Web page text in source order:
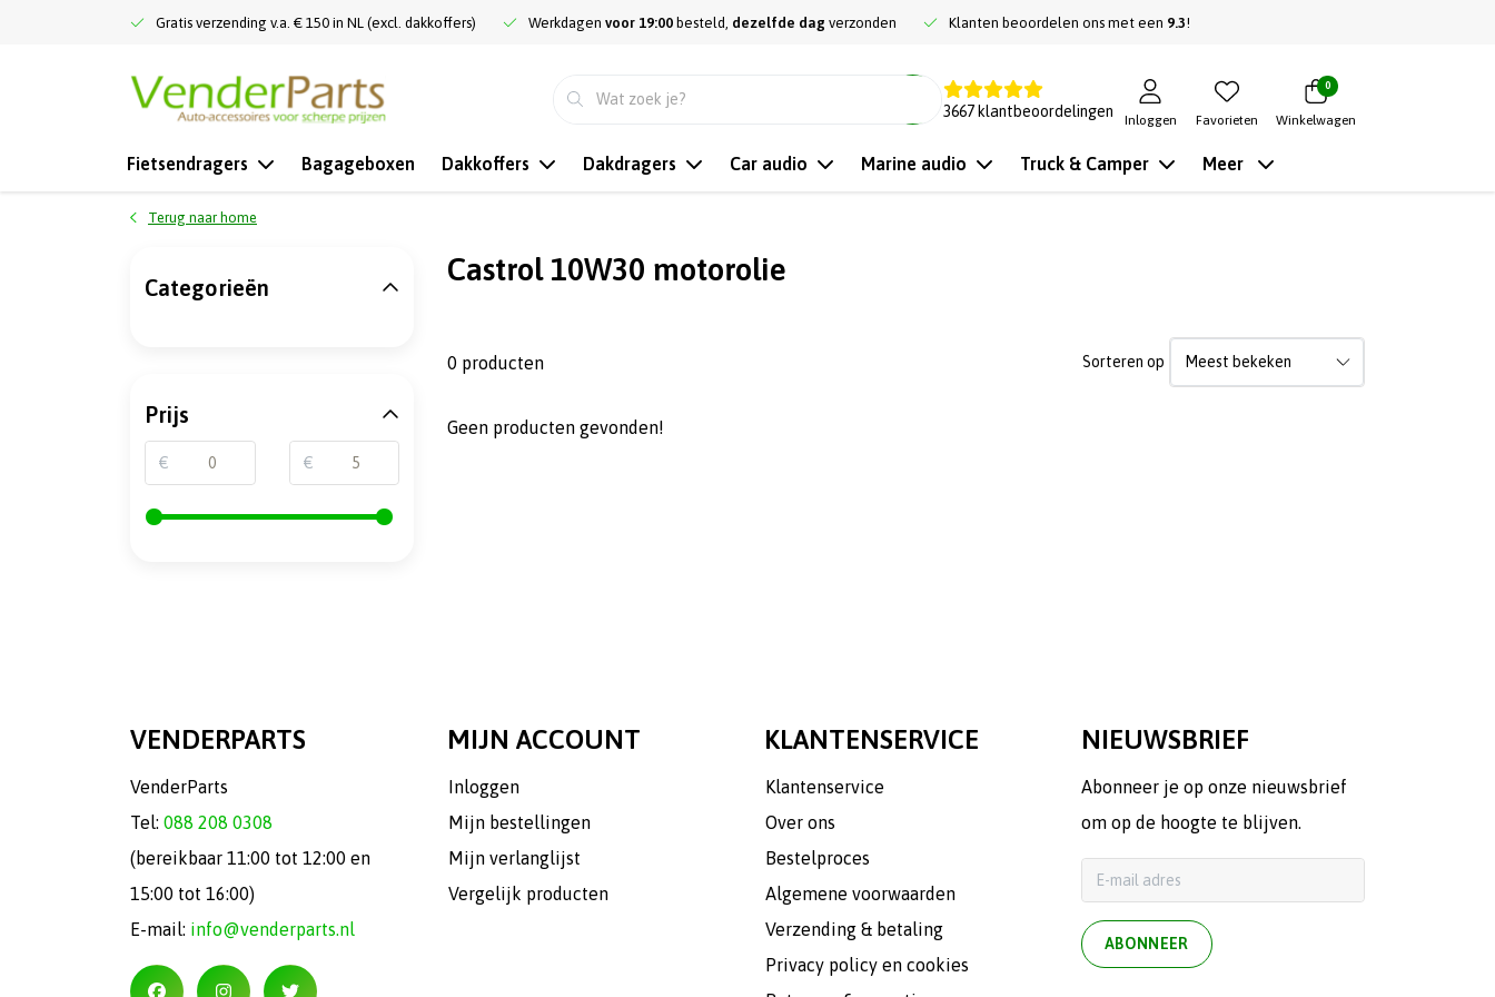
Gratis verzending v.a. € 150 in NL (excl. dakkoffers) Werkdagen voor 19:00 besteld, dezelfde dag verzonden Klanten beoordelen ons met een 9.3!
3667 klantbeoordelingen
Inloggen Favorieten
0
Winkelwagen
Fietsendragers Bagageboxen Dakkoffers Dakdragers Car audio Marine audio Truck & Camper Meer
Terug naar home
Castrol 10W30 motorolie
0 producten Sorteren op
Geen producten gevonden!
Categorieën
Prijs
€ €
VENDERPARTS
VenderParts
Tel: 088 208 0308
(bereikbaar 11:00 tot 12:00 en
15:00 tot 16:00)
E-mail: info@venderparts.nl
MIJN ACCOUNT
Inloggen
Mijn bestellingen
Mijn verlanglijst
Vergelijk producten
KLANTENSERVICE
Klantenservice
Over ons
Bestelproces
Algemene voorwaarden
Verzending & betaling
Privacy policy en cookies
NIEUWSBRIEF
Abonneer je op onze nieuwsbrief
om op de hoogte te blijven.
ABONNEER